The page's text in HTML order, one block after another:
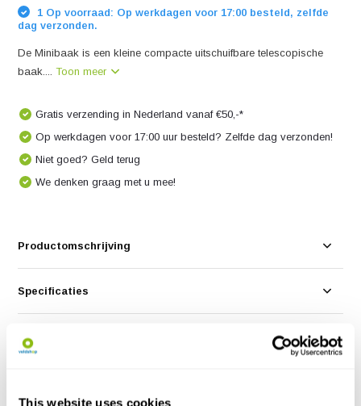
This website uses cookies
1 Op voorraad: Op werkdagen voor 17:00 besteld, zelfde
dag verzonden.
De Minibaak is een kleine compacte uitschuifbare telescopische
baak....Toon meer
Gratis verzending in Nederland vanaf €50,-*
Op werkdagen voor 17:00 uur besteld? Zelfde dag verzonden!
Niet goed? Geld terug
We denken graag met u mee!
Productomschrijving
Specificaties
Reviews